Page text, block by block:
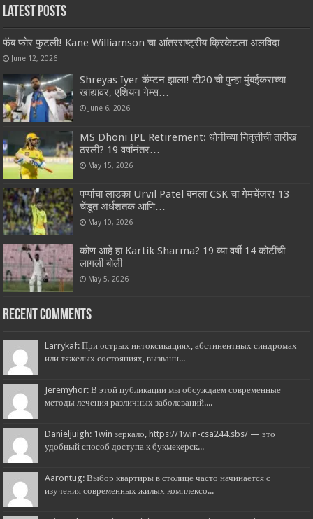
Latest Posts
फॅब फोर फुटली! Kane Williamson चा आंतरराष्ट्रीय क्रिकेटला अलविदा
June 12, 2026
Shreyas Iyer कॅप्टन झाला! टी20 ची पुन्हा मुंबईकराच्या
खांद्यावर, एशियन गेम्स…
June 6, 2026
MS Dhoni IPL Retirement: धोनीच्या निवृत्तीची तारीख
ठरली? 19 वर्षांनंतर…
May 15, 2026
पप्पांचा लाडका Urvil Patel बनला CSK चा गेमचेंजर! 13
चेंडूत अर्धशतक आणि…
May 10, 2026
कोण आहे हा Kartik Sharma? 19 व्या वर्षी 14 कोटींची
लागली बोली
May 5, 2026
Recent Comments
Larrykaf: При острых интоксикациях, абстинентных синдромах
или тяжелых состояниях, вызванн...
Jeremyhor: В этой публикации мы обсуждаем современные
методы лечения различных заболеваний....
Danieljuigh: 1win зеркало, https://1win-csa244.sbs/ — это
удобный способ доступа к букмекерск...
Aarontug: Выбор квартиры в столице часто начинается с
изучения современных жилых комплексо...